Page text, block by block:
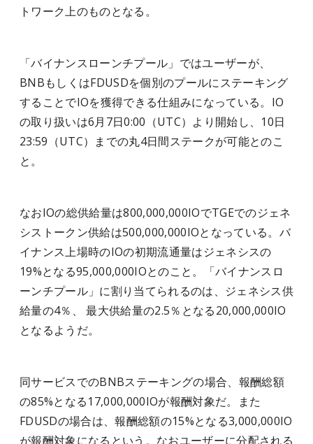
トワーク上のものとなる。
「バイナンスローンチプール」ではユーザーが、
BNBもしくはFDUSDを個別のプールにステーキング
することでIOを獲得できる仕組みになっている。IO
の取り扱いは6月7日0:00（UTC）より開始し、10日
23:59（UTC）までの丸4日間ステークが可能とのこ
と。
なおIOの総供給量は800,000,000IOでTGEでのジェネ
シストークン供給は500,000,000IOとなっている。バ
イナンス上場時のIOの初期流通量はジェネシスの
19%となる95,000,000IOとのこと。「バイナンスロ
ーンチプール」に割り当てられるのは、ジェネシス供
給量の4％、 最大供給量の2.5％となる20,000,000IO
となるようだ。
同サービスでのBNBステーキングの場合、報酬総額
の85%となる17,000,000IOが報酬対象だ。また
FDUSDの場合は、報酬総額の15%となる3,000,000IO
が報酬対象になるという。なおユーザーに分配される